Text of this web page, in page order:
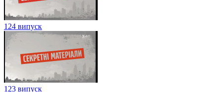
127 випуск
126 випуск